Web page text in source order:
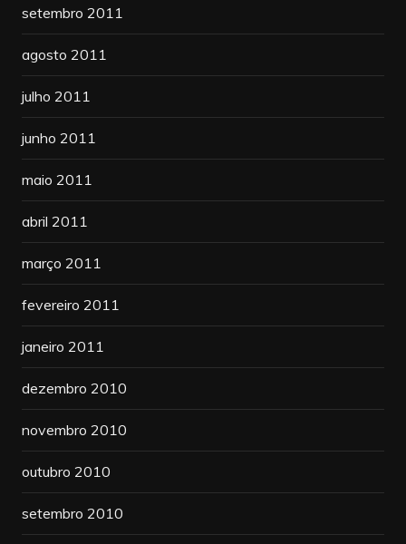
setembro 2011
agosto 2011
julho 2011
junho 2011
maio 2011
abril 2011
março 2011
fevereiro 2011
janeiro 2011
dezembro 2010
novembro 2010
outubro 2010
setembro 2010